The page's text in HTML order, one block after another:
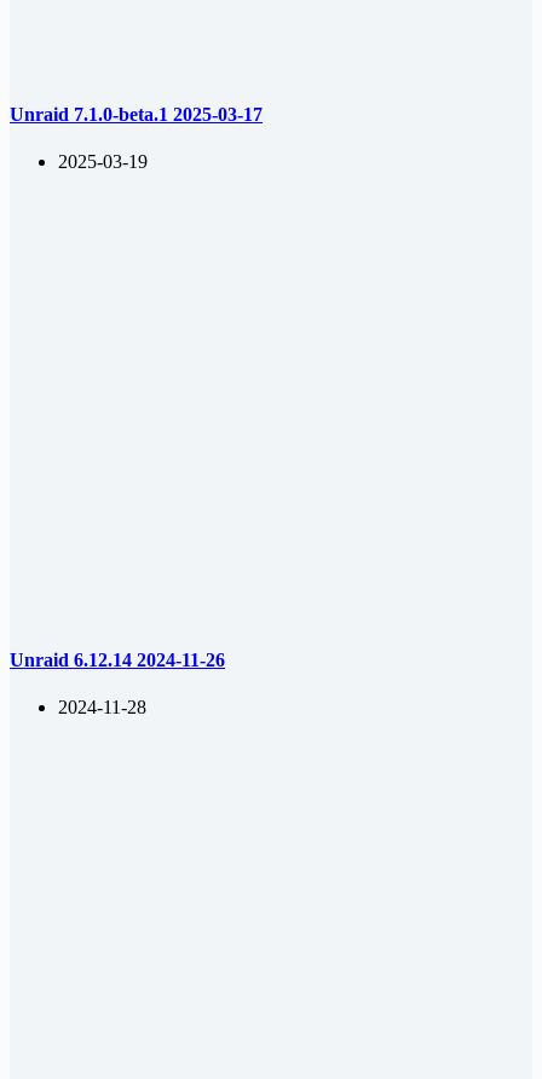
Unraid 7.1.0-beta.1 2025-03-17
2025-03-19
Unraid 6.12.14 2024-11-26
2024-11-28